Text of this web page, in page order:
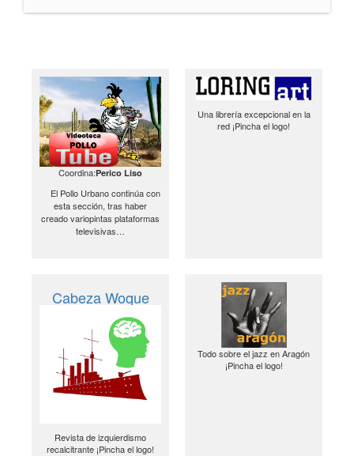
Coordina:Perico Liso
El Pollo Urbano continúa con
esta sección, tras haber
creado variopintas plataformas
televisivas…
Una librería excepcional en la
red ¡Pincha el logo!
Cabeza Woque
Revista de izquierdismo
recalcitrante ¡Pincha el logo!
Todo sobre el jazz en Aragón
¡Pincha el logo!